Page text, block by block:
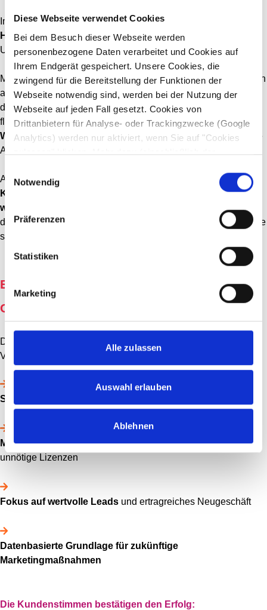
Diese Webseite verwendet Cookies
Bei dem Besuch dieser Webseite werden
personenbezogene Daten verarbeitet und Cookies auf
Ihrem Endgerät gespeichert. Unsere Cookies, die
zwingend für die Bereitstellung der Funktionen der
Webseite notwendig sind, werden bei der Nutzung der
Webseite auf jeden Fall gesetzt. Cookies von
Drittanbietern für Analyse- oder Trackingzwecke (Google
Analytics) werden nur aktiviert, wenn Sie auf "Cookies
zulassen" klicken. Mehr dazu (einschließlich der
erfahren Sie in unserer
—
Notwendig
Präferenzen
Statistiken
Marketing
Alle zulassen
Auswahl erlauben
Ablehnen
Im ersten Schritt analysierten wir rund63.000 Kontakte in
HubSpot, darunter Firmen- und Kontaktdaten sowie
Umsatzinformationen.
MitKI-gestützten Matching-Algorithmen– einer Kombination
aus Deep Learning und klassischer Statistik – wurde ein
digitales Zwillingsmodell der Bestandskunden erstellt. Dabei
flossen Merkmale wieBranchenzugehörigkeit,
Webseitenstrukturen und Unternehmenskennzahlenin die
Analyse ein.
Auf dieser Basis konnten im zweiten Schritt
irrelevante
Kontakte identifiziert, redundante Leads entfernt und
wertvolle Leads markiert
werden. Die Ergebnisse wurden
direkt in HubSpot integriert – ein entscheidender Schritt, um sie
sofort in Marketing und Vertrieb nutzbar zu machen.
Ergebnis: Mehr Effizienz durch saubere
CRM-Daten
Die Optimierung der CRM-Daten führte zu klar messbaren
Vorteilen:
Signifikant bessere Datenqualität in HubSpot
Monatlich spürbare Kosteneinsparungendurch weniger
unnötige Lizenzen
Fokus auf wertvolle Leads und ertragreiches Neugeschäft
Datenbasierte Grundlage für zukünftige
Marketingmaßnahmen
Die Kundenstimmen bestätigen den Erfolg: